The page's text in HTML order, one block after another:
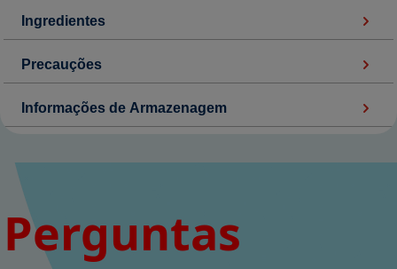
Ingredientes
Precauções
Informações de Armazenagem
Perguntas